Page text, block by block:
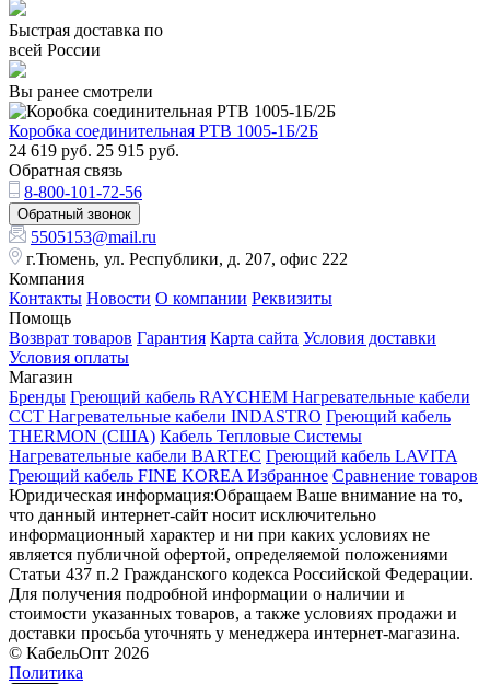
Быстрая доставка по
всей России
Вы ранее смотрели
Коробка соединительная РТВ 1005-1Б/2Б
24 619 руб. 25 915 руб.
Обратная связь
8-800-101-72-56
Обратный звонок
5505153@mail.ru
г.Тюмень, ул. Республики, д. 207, офис 222
Компания
Контакты Новости О компании Реквизиты
Помощь
Возврат товаров Гарантия Карта сайта Условия доставки
Условия оплаты
Магазин
Бренды Греющий кабель RAYCHEM Нагревательные кабели
ССТ Нагревательные кабели INDASTRO Греющий кабель
THERMON (США) Кабель Тепловые Системы
Нагревательные кабели BARTEC Греющий кабель LAVITA
Греющий кабель FINE KOREA Избранное Сравнение товаров
Юридическая информация:Обращаем Ваше внимание на то,
что данный интернет-сайт носит исключительно
информационный характер и ни при каких условиях не
является публичной офертой, определяемой положениями
Статьи 437 п.2 Гражданского кодекса Российской Федерации.
Для получения подробной информации о наличии и
стоимости указанных товаров, а также условиях продажи и
доставки просьба уточнять у менеджера интернет-магазина.
© КабельОпт 2026
Политика